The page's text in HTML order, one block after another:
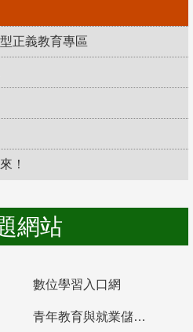
正義教育專區
！
網站
數位學習入口網
青年教育與就業儲蓄帳戶